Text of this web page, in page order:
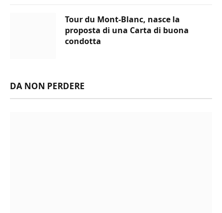
Tour du Mont-Blanc, nasce la
proposta di una Carta di buona
condotta
DA NON PERDERE